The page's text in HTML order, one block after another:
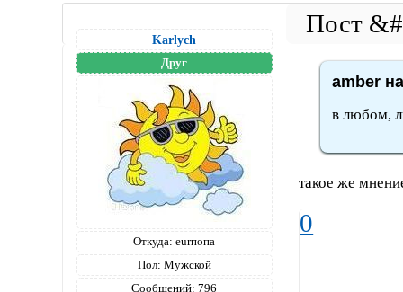
Karlych
Друг
Откуда: eurпопа
Пол: Мужской
Сообщений: 796
amber
в любом,
такое же
0